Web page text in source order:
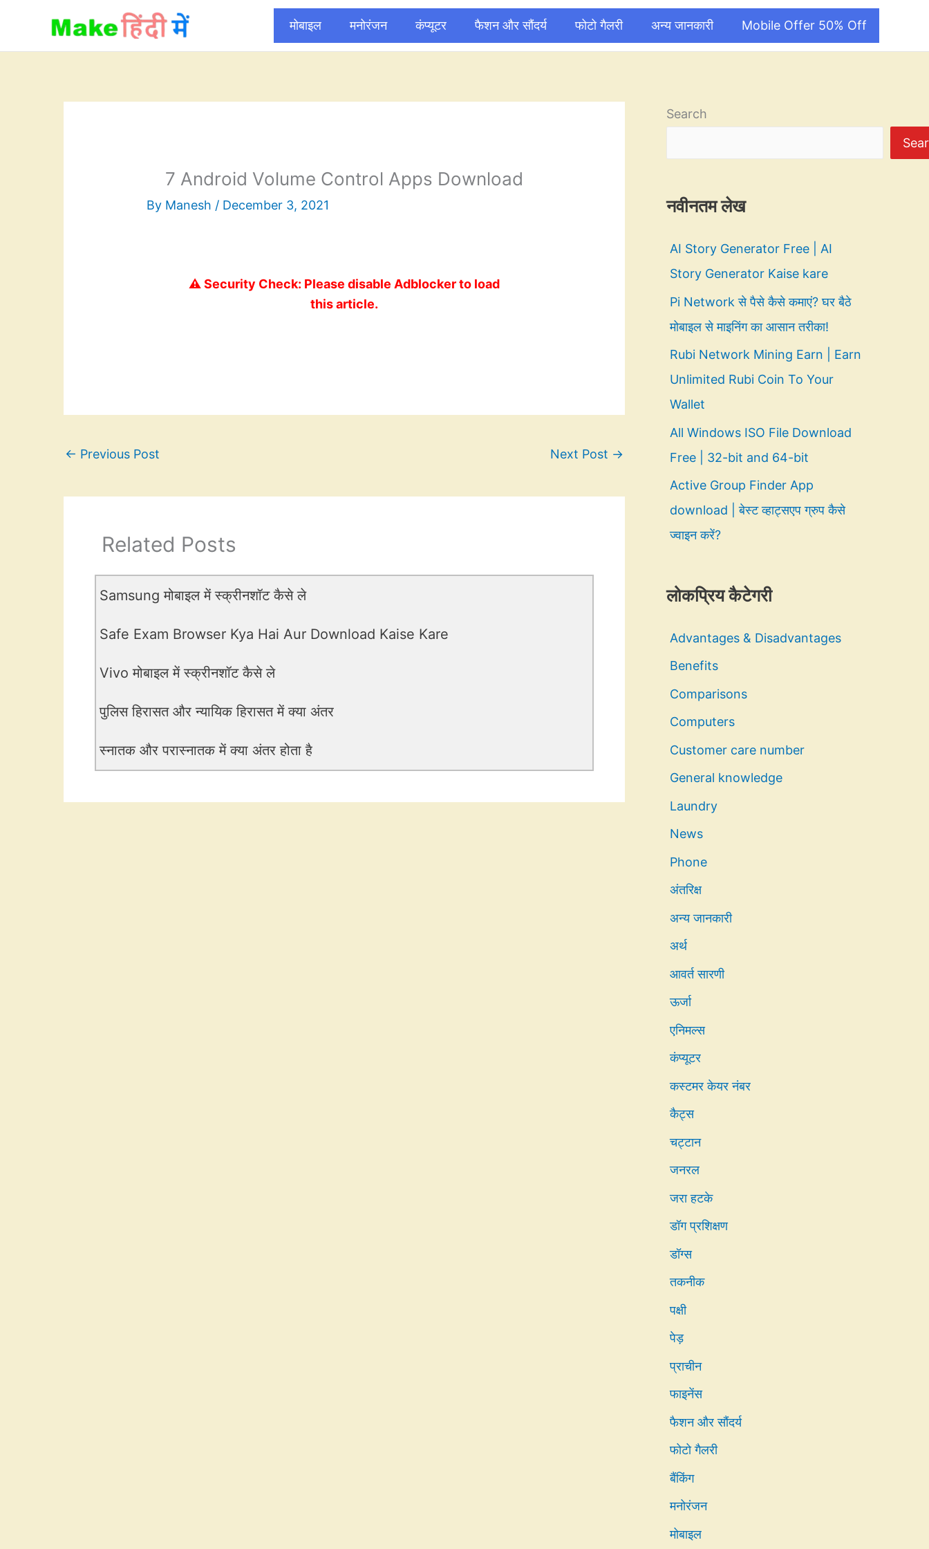
content
मोबाइल मनोरंजन कंप्यूटर फैशन और सौंदर्य फोटो गैलरी अन्य जानकारी Mobile Offer 50% Off
7 Android Volume Control Apps Download
By Manesh / December 3, 2021
⚠️ Security Check: Please disable Adblocker to load
this article.
← Previous Post Next Post →
Related Posts
Samsung मोबाइल में स्क्रीनशॉट कैसे ले
Safe Exam Browser Kya Hai Aur Download Kaise Kare
Vivo मोबाइल में स्क्रीनशॉट कैसे ले
पुलिस हिरासत और न्यायिक हिरासत में क्या अंतर
स्नातक और परास्नातक में क्या अंतर होता है
Search
नवीनतम लेख
AI Story Generator Free | AI
Story Generator Kaise kare
Pi Network से पैसे कैसे कमाएं? घर बैठे
मोबाइल से माइनिंग का आसान तरीका!
Rubi Network Mining Earn | Earn
Unlimited Rubi Coin To Your
Wallet
All Windows ISO File Download
Free | 32-bit and 64-bit
Active Group Finder App
download | बेस्ट व्हाट्सएप ग्रुप कैसे
ज्वाइन करें?
लोकप्रिय कैटेगरी
Advantages & Disadvantages
Benefits
Comparisons
Computers
Customer care number
General knowledge
Laundry
News
Phone
अंतरिक्ष
अन्य जानकारी
अर्थ
आवर्त सारणी
ऊर्जा
एनिमल्स
कंप्यूटर
कस्टमर केयर नंबर
कैट्स
चट्टान
जनरल
जरा हटके
डॉग प्रशिक्षण
डॉग्स
तकनीक
पक्षी
पेड़
प्राचीन
फाइनेंस
फैशन और सौंदर्य
फोटो गैलरी
बैंकिंग
मनोरंजन
मोबाइल